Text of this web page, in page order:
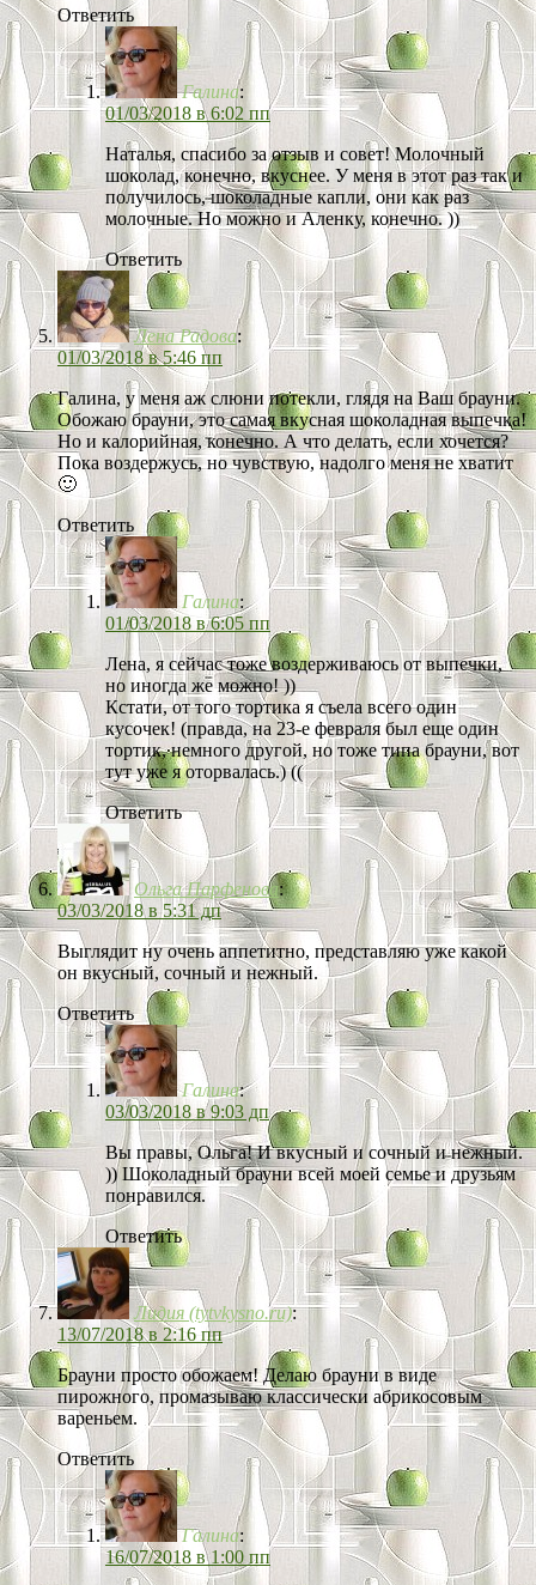
Ответить
Галина:
01/03/2018 в 6:02 пп
Наталья, спасибо за отзыв и совет! Молочный
шоколад, конечно, вкуснее. У меня в этот раз так и
получилось, шоколадные капли, они как раз
молочные. Но можно и Аленку, конечно. ))
Ответить
Лена Радова:
01/03/2018 в 5:46 пп
Галина, у меня аж слюни потекли, глядя на Ваш брауни.
Обожаю брауни, это самая вкусная шоколадная выпечка!
Но и калорийная, конечно. А что делать, если хочется?
Пока воздержусь, но чувствую, надолго меня не хватит
🙂
Ответить
Галина:
01/03/2018 в 6:05 пп
Лена, я сейчас тоже воздерживаюсь от выпечки,
но иногда же можно! ))
Кстати, от того тортика я съела всего один
кусочек! (правда, на 23-е февраля был еще один
тортик, немного другой, но тоже типа брауни, вот
тут уже я оторвалась.) ((
Ответить
Ольга Парфенова:
03/03/2018 в 5:31 дп
Выглядит ну очень аппетитно, представляю уже какой
он вкусный, сочный и нежный.
Ответить
Галина:
03/03/2018 в 9:03 дп
Вы правы, Ольга! И вкусный и сочный и нежный.
)) Шоколадный брауни всей моей семье и друзьям
понравился.
Ответить
Лидия (tytvkysno.ru):
13/07/2018 в 2:16 пп
Брауни просто обожаем! Делаю брауни в виде
пирожного, промазываю классически абрикосовым
вареньем.
Ответить
Галина:
16/07/2018 в 1:00 пп